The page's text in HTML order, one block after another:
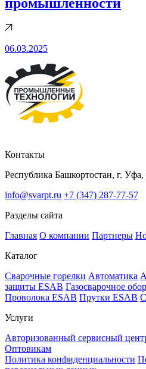
06.03.2025
Контакты
Республика Башкортостан, г.
info@svarpt.ru +7 (347) 287-77-57
Разделы сайта
Главная О компании Партнеры
Каталог
Cварочные горелки Автоматика
защиты ESAB Газосварочное
Проволока ESAB Прутки ESAB
Услуги
Авторизованный сервисный
Оптовикам
Политика конфиденциальности